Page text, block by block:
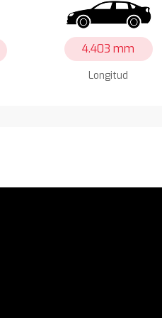
4.403 mm
Longitud